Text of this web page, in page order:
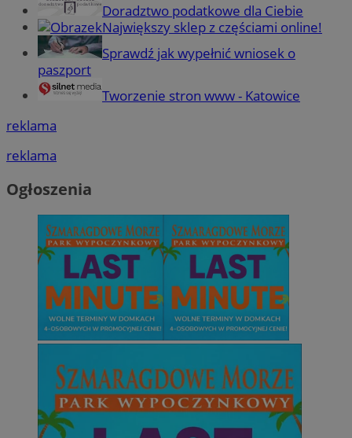
Doradztwo podatkowe dla Ciebie
Największy sklep z częściami online!
Sprawdź jak wypełnić wniosek o
paszport
Tworzenie stron www - Katowice
reklama
reklama
Ogłoszenia